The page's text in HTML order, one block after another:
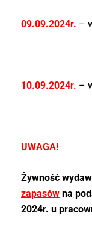
09.09.2024r. –
10.09.2024r. –
UWAGA!
Żywność
zapasów na
2024r. u